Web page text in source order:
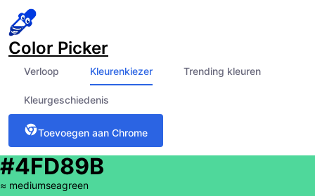
Color Picker
Verloop Kleurenkiezer Trending kleuren
Kleurgeschiedenis
Toevoegen aan Chrome
#4FD89B
≈ mediumseagreen